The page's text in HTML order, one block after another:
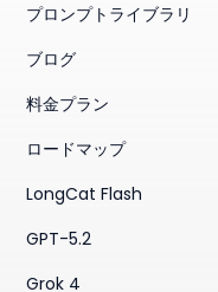
プロンプトライブラリ
ブログ
料金プラン
ロードマップ
LongCat Flash
GPT-5.2
Grok 4